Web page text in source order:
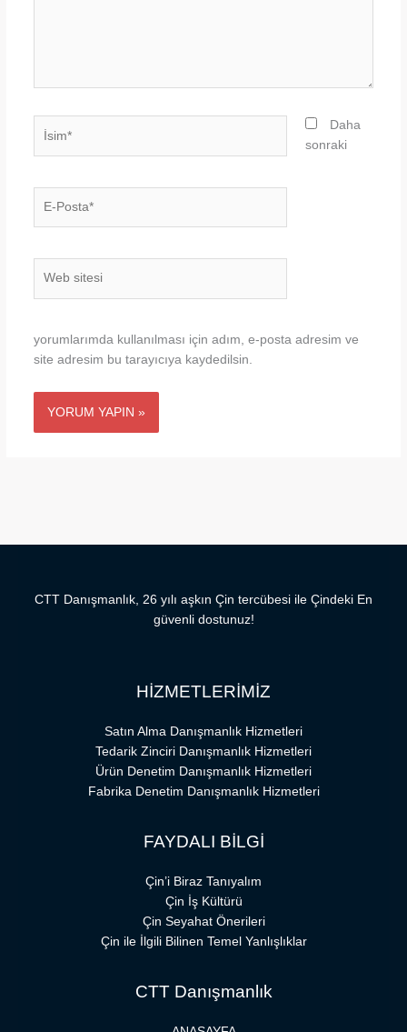
Posta*
Daha
sonraki
yorumlarımda kullanılması için adım, e-posta adresim ve
site adresim bu tarayıcıya kaydedilsin.
CTT Danışmanlık, 26 yılı aşkın Çin tercübesi ile Çindeki En
güvenli dostunuz!
HİZMETLERİMİZ
Satın Alma Danışmanlık Hizmetleri
Tedarik Zinciri Danışmanlık Hizmetleri
Ürün Denetim Danışmanlık Hizmetleri
Fabrika Denetim Danışmanlık Hizmetleri
FAYDALI BİLGİ
Çin’i Biraz Tanıyalım
Çin İş Kültürü
Çin Seyahat Önerileri
Çin ile İlgili Bilinen Temel Yanlışlıklar
CTT Danışmanlık